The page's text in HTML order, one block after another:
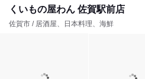
くいもの屋わん 佐賀駅前店
佐賀市 / 居酒屋、日本料理、海鮮